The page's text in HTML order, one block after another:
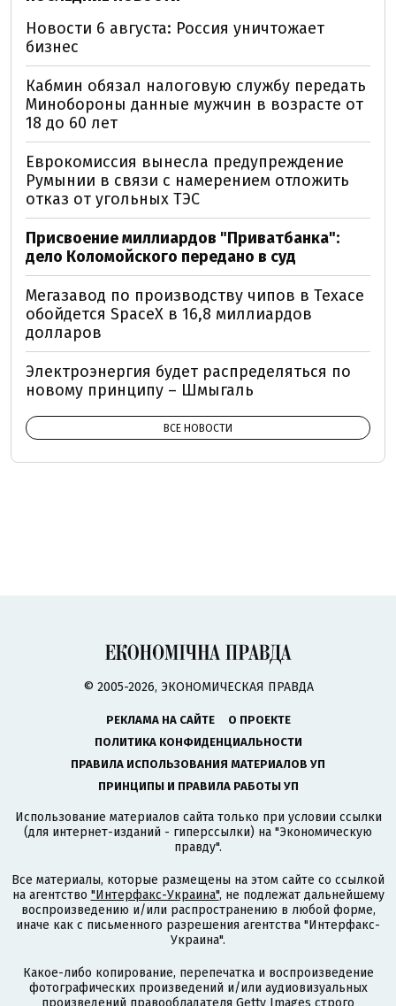
Новости 6 августа: Россия уничтожает
бизнес
Кабмин обязал налоговую службу передать
Минобороны данные мужчин в возрасте от
18 до 60 лет
Еврокомиссия вынесла предупреждение
Румынии в связи с намерением отложить
отказ от угольных ТЭС
Присвоение миллиардов "Приватбанка":
дело Коломойского передано в суд
Мегазавод по производству чипов в Техасе
обойдется SpaceX в 16,8 миллиардов
долларов
Электроэнергия будет распределяться по
новому принципу – Шмыгаль
ВСЕ НОВОСТИ
© 2005-2026, ЭКОНОМИЧЕСКАЯ ПРАВДА
РЕКЛАМА НА САЙТЕ
О ПРОЕКТЕ
ПОЛИТИКА КОНФИДЕНЦИАЛЬНОСТИ
ПРАВИЛА ИСПОЛЬЗОВАНИЯ МАТЕРИАЛОВ УП
ПРИНЦИПЫ И ПРАВИЛА РАБОТЫ УП
Использование материалов сайта только при условии ссылки
(для интернет-изданий - гиперссылки) на "Экономическую
правду".
Все материалы, которые размещены на этом сайте со ссылкой
на агентство "Интерфакс-Украина", не подлежат дальнейшему
воспроизведению и/или распространению в любой форме,
иначе как с письменного разрешения агентства "Интерфакс-
Украина".
Какое-либо копирование, перепечатка и воспроизведение
фотографических произведений и/или аудиовизуальных